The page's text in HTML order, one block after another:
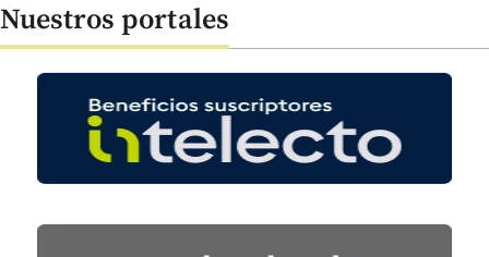
Nuestros portales